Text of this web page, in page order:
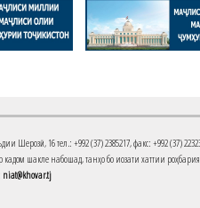
Шерозӣ, 16 тел.: +992 (37) 2385217, факс: +992 (37)
шакле набошад, танҳо бо иҷозати хаттии
niat@khovar.tj